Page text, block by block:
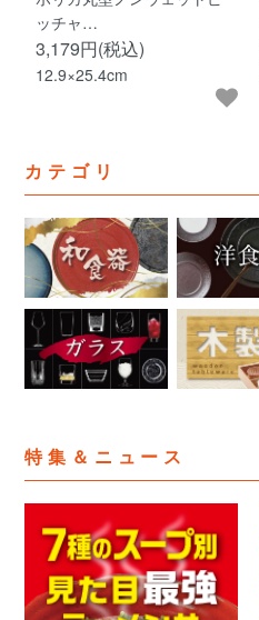
ッチャ…
3,179円(税込)
12.9×25.4cm
カテゴリ
特集＆ニュース